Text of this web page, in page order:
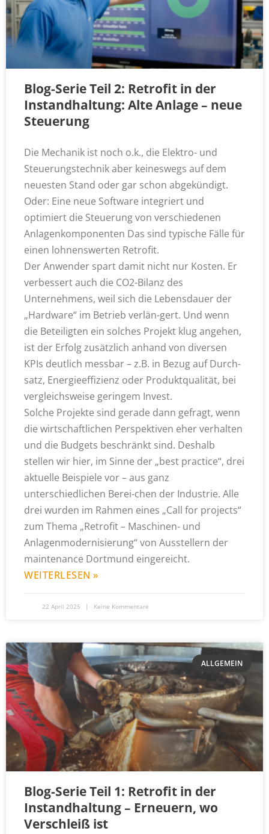
Blog-Serie Teil 2: Retrofit in der
Instandhaltung: Alte Anlage – neue
Steuerung
Die Mechanik ist noch o.k., die Elektro- und
Steuerungstechnik aber keineswegs auf dem
neuesten Stand oder gar schon abgekündigt.
Oder: Eine neue Software integriert und
optimiert die Steuerung von verschiedenen
Anlagenkomponenten Das sind typische Fälle für
einen lohnenswerten Retrofit.
Der Anwender spart damit nicht nur Kosten. Er
verbessert auch die CO2-Bilanz des
Unternehmens, weil sich die Lebensdauer der
„Hardware“ im Betrieb verlän-gert. Und wenn
die Beteiligten ein solches Projekt klug angehen,
ist der Erfolg zusätzlich anhand von diversen
KPIs deutlich messbar – z.B. in Bezug auf Durch-
satz, Energieeffizienz oder Produktqualität, bei
vergleichsweise geringem Invest.
Solche Projekte sind gerade dann gefragt, wenn
die wirtschaftlichen Perspektiven eher verhalten
und die Budgets beschränkt sind. Deshalb
stellen wir hier, im Sinne der „best practice“, drei
aktuelle Beispiele vor – aus ganz
unterschiedlichen Berei-chen der Industrie. Alle
drei wurden im Rahmen eines „Call for projects“
zum Thema „Retrofit – Maschinen- und
Anlagenmodernisierung“ von Ausstellern der
maintenance Dortmund eingereicht.
WEITERLESEN »
22 April 2025 Keine Kommentare
ALLGEMEIN
Blog-Serie Teil 1: Retrofit in der
Instandhaltung – Erneuern, wo
Verschleiß ist